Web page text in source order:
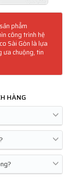
phẩm
công trình hệ
Sài Gòn là lựa
ưa chuộng, tin
HÀNG